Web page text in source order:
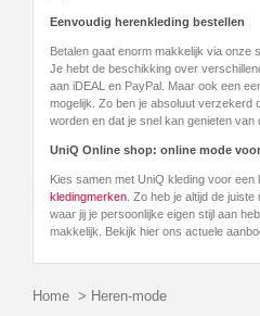
Eenvoudig herenkleding bestellen
Betalen gaat enorm makkelijk via onze
Je hebt de beschikking over
aan iDEAL en PayPal. Maar ook een
mogelijk. Zo ben je absoluut verzekerd
worden en dat je snel kan genieten van
UniQ Online shop: online mode
Kies samen met UniQ kleding voor
kledingmerken . Zo heb je altijd de
waar jij je persoonlijke eigen stijl aan
makkelijk. Bekijk hier ons actuele
Home > Heren-mode